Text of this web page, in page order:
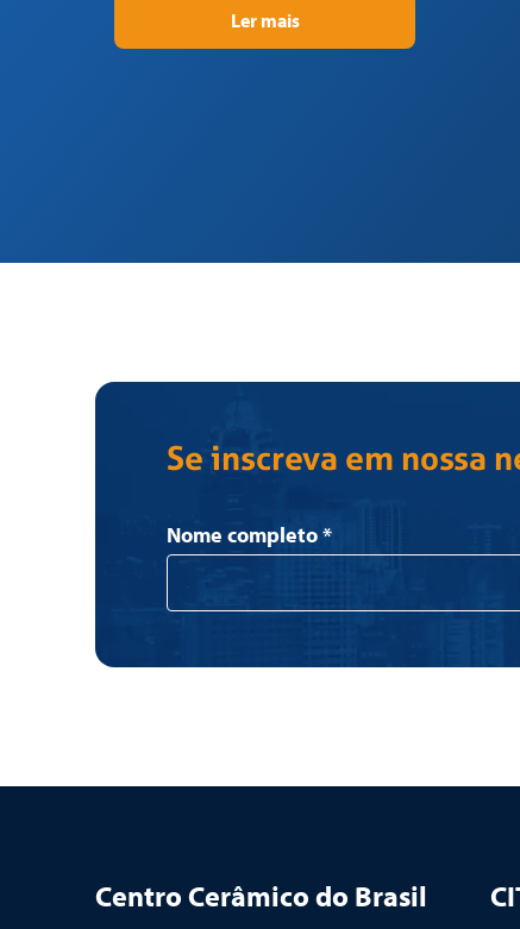
Ler mais
Se inscreva em nossa
Newsletter
Nome completo*
Centro Cerâmico do Brasil